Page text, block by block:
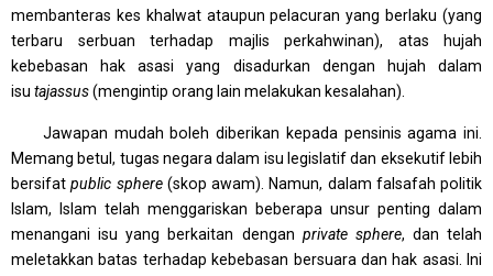
membanteras kes khalwat ataupun pelacuran yang berlaku (yang
terbaru serbuan terhadap majlis perkahwinan), atas hujah
kebebasan hak asasi yang disadurkan dengan hujah dalam
isu tajassus(mengintip orang lain melakukan kesalahan).
Jawapan mudah boleh diberikan kepada pensinis agama ini.
Memang betul, tugas negara dalam isu legislatif dan eksekutif lebih
bersifatpublic sphere(skop awam). Namun, dalam falsafah politik
Islam, Islam telah menggariskan beberapa unsur penting dalam
menangani isu yang berkaitan dengan private sphere, dan telah
meletakkan batas terhadap kebebasan bersuara dan hak asasi. Ini